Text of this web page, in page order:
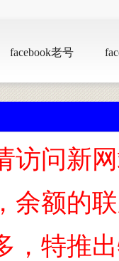
facebook老号
访问新网
余额的
，特推